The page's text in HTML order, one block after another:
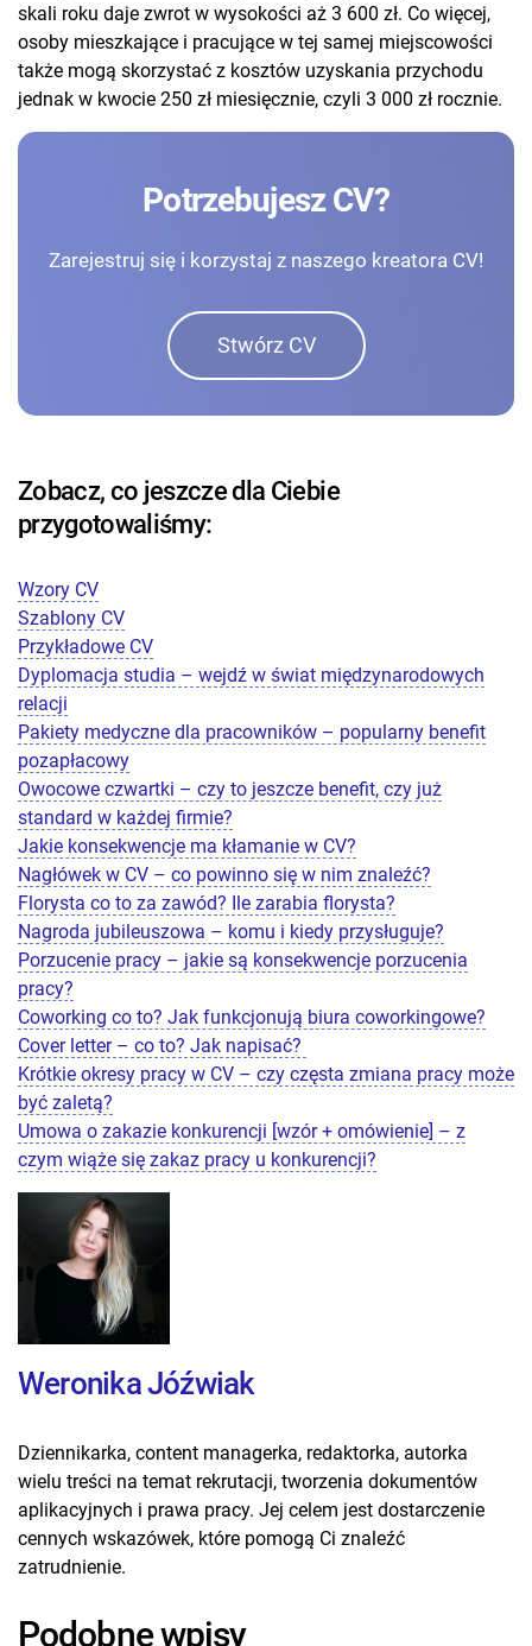
skali roku daje zwrot w wysokości aż 3 600 zł. Co więcej,
osoby mieszkające i pracujące w tej samej miejscowości
także mogą skorzystać z kosztów uzyskania przychodu
jednak w kwocie 250 zł miesięcznie, czyli 3 000 zł rocznie.
Potrzebujesz CV?
Zarejestruj się i korzystaj z naszego kreatora CV!
Stwórz CV
Zobacz, co jeszcze dla Ciebie
przygotowaliśmy:
Wzory CV
Szablony CV
Przykładowe CV
Dyplomacja studia – wejdź w świat międzynarodowych
relacji
Pakiety medyczne dla pracowników – popularny benefit
pozapłacowy
Owocowe czwartki – czy to jeszcze benefit, czy już
standard w każdej firmie?
Jakie konsekwencje ma kłamanie w CV?
Nagłówek w CV – co powinno się w nim znaleźć?
Florysta co to za zawód? Ile zarabia florysta?
Nagroda jubileuszowa – komu i kiedy przysługuje?
Porzucenie pracy – jakie są konsekwencje porzucenia
pracy?
Coworking co to? Jak funkcjonują biura coworkingowe?
Cover letter – co to? Jak napisać?
Krótkie okresy pracy w CV – czy częsta zmiana pracy może
być zaletą?
Umowa o zakazie konkurencji [wzór + omówienie] – z
czym wiąże się zakaz pracy u konkurencji?
Weronika Jóźwiak
Dziennikarka, content managerka, redaktorka, autorka
wielu treści na temat rekrutacji, tworzenia dokumentów
aplikacyjnych i prawa pracy. Jej celem jest dostarczenie
cennych wskazówek, które pomogą Ci znaleźć
zatrudnienie.
Podobne wpisy